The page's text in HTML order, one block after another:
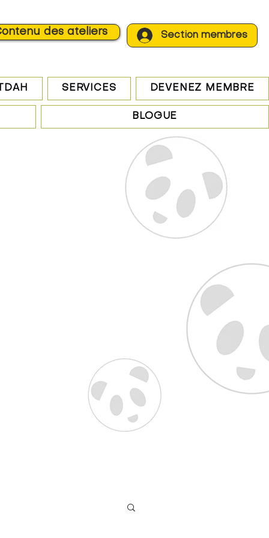
des ateliers Section membres
SERVICES DEVENEZ MEMBRE
BLOGUE